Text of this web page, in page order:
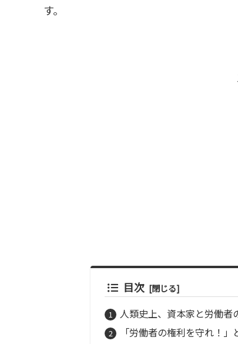
す。
目次
人類史上、資本家と労働
「労働者の権利を守れ！